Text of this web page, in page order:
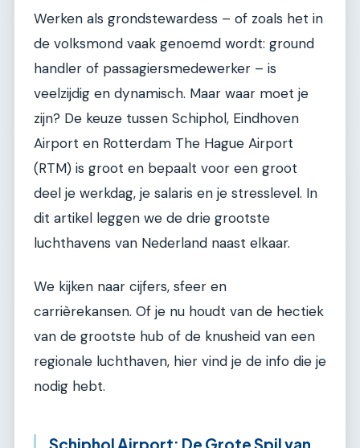
Werken als grondstewardess – of zoals het in
de volksmond vaak genoemd wordt: ground
handler of passagiersmedewerker – is
veelzijdig en dynamisch. Maar waar moet je
zijn? De keuze tussen Schiphol, Eindhoven
Airport en Rotterdam The Hague Airport
(RTM) is groot en bepaalt voor een groot
deel je werkdag, je salaris en je stresslevel. In
dit artikel leggen we de drie grootste
luchthavens van Nederland naast elkaar.
We kijken naar cijfers, sfeer en
carrièrekansen. Of je nu houdt van de hectiek
van de grootste hub of de knusheid van een
regionale luchthaven, hier vind je de info die je
nodig hebt.
Schiphol Airport: De Grote Spil van